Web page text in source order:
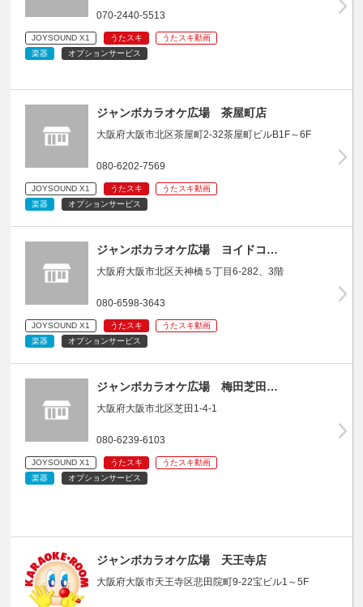
070-2440-5513
JOYSOUND X1 うたスキ
うたスキ動画
楽器
オプションサービス
ジャンボカラオケ広場 茶屋町店
大阪府大阪市北区茶屋町2-32茶屋町ビルB1F～6F
080-6202-7569
JOYSOUND X1 うたスキ
うたスキ動画
楽器
オプションサービス
ジャンボカラオケ広場 ヨイドコ…
大阪府大阪市北区天神橋５丁目6-282、3階
080-6598-3643
JOYSOUND X1 うたスキ
うたスキ動画
楽器
オプションサービス
ジャンボカラオケ広場 梅田芝田…
大阪府大阪市北区芝田1-4-1
080-6239-6103
JOYSOUND X1 うたスキ
うたスキ動画
楽器
オプションサービス
ジャンボカラオケ広場 天王寺店
大阪府大阪市天王寺区悲田院町9-22宝ビル1～5F